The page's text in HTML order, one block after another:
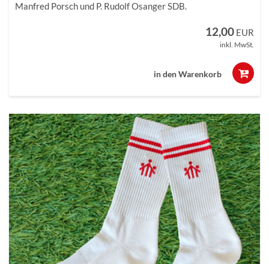
Manfred Porsch und P. Rudolf Osanger SDB.
12,00 EUR
inkl. MwSt.